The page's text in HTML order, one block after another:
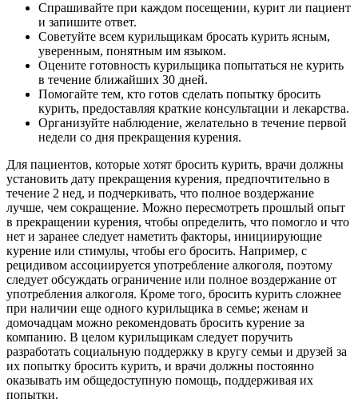
Спрашивайте при каждом посещении, курит ли пациент
и запишите ответ.
Советуйте всем курильщикам бросать курить ясным,
уверенным, понятным им языком.
Оцените готовность курильщика попытаться не курить
в течение ближайших 30 дней.
Помогайте тем, кто готов сделать попытку бросить
курить, предоставляя краткие консультации и лекарства.
Организуйте наблюдение, желательно в течение первой
недели со дня прекращения курения.
Для пациентов, которые хотят бросить курить, врачи должны
установить дату прекращения курения, предпочтительно в
течение 2 нед, и подчеркивать, что полное воздержание
лучше, чем сокращение. Можно пересмотреть прошлый опыт
в прекращении курения, чтобы определить, что помогло и что
нет и заранее следует наметить факторы, инициирующие
курение или стимулы, чтобы его бросить. Например, с
рецидивом ассоциируется употребление алкоголя, поэтому
следует обсуждать ограничение или полное воздержание от
употребления алкоголя. Кроме того, бросить курить сложнее
при наличии еще одного курильщика в семье; женам и
домочадцам можно рекомендовать бросить курение за
компанию. В целом курильщикам следует поручить
разработать социальную поддержку в кругу семьи и друзей за
их попытку бросить курить, и врачи должны постоянно
оказывать им общедоступную помощь, поддерживая их
попытки.